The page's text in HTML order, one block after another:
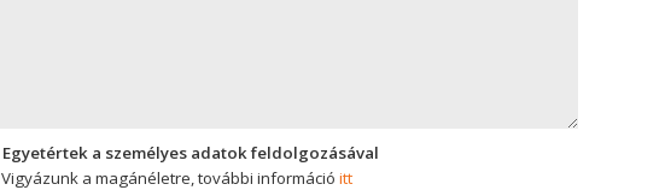
Egyetértek a személyes adatok feldolgozásával
Vigyázunk a magánéletre, további információ itt